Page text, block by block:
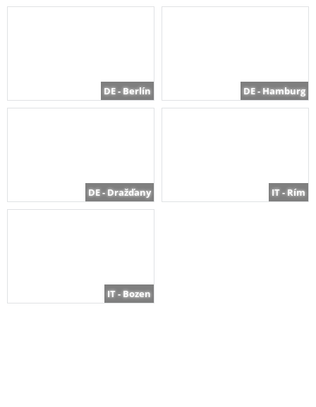
DE - Berlín DE - Hamburg
DE - Dražďany IT - Rím
IT - Bozen